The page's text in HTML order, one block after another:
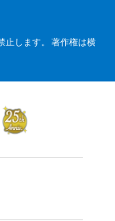
止します。 著作権は横